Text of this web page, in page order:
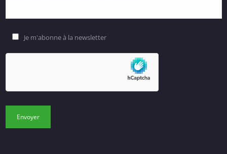
Je m'abonne à la newsletter